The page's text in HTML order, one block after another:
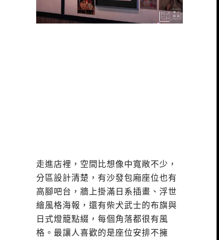
走進店裡，空間比想像中寬敞不少，
分區設計清楚，有沙發包廂座位也有
高腳吧台，牆上掛滿日系插畫、浮世
繪風格海報，還有柴犬武士的布旗與
日式燈籠點綴，每個角落都很有風
格。最讓人喜歡的是座位安排不擁